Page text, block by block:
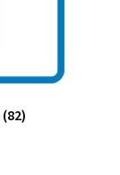
(82)